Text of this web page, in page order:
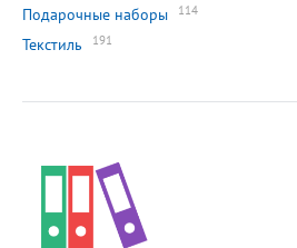
Подарочные наборы 114
Текстиль 191